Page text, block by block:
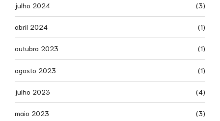
julho 2024 (3)
abril 2024 (1)
outubro 2023 (1)
agosto 2023 (1)
julho 2023 (4)
maio 2023 (3)